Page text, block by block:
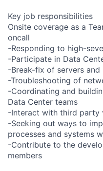
Key job responsibilities
Onsite coverage as a
oncall
-Responding to high-
-Participate in Data
-Break-fix of servers
-Troubleshooting of
-Coordinating and
Data Center teams
-Interact with third party
-Seeking out ways to
processes and systems
-Contribute to the
members